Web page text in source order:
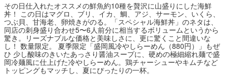
その日仕入れたオススメの鮮魚約10種を贅沢に山盛りにした海鮮
丼！ この日はマグロ、ブリ、イカ、鯛、アジ、サーモン、いくら、
つぶ貝、甘海老、卵焼きがのる。「スペシャル海鮮丼」のネタは、
同店の刺身盛り合わせ5〜6人前分に相当するボリュームというから
驚き。リーズナブルな価格と美味しさに、更に驚くこと間違いな
し！ 数量限定。 夏季限定「盛岡風冷やしらーめん（880円）」もぜ
ひ 少し酸味のきいたあっさり醤油スープに、硬めの極細縮れ麺で盛
岡冷麺風に仕上げた冷やしらーめん。鶏チャーシューやキムチなど
トッピングもマッチし、夏にぴったりの一杯。